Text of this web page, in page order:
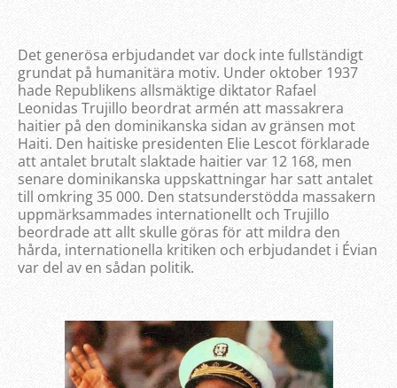
Det generösa erbjudandet var dock inte fullständigt
grundat på humanitära motiv. Under oktober 1937
hade Republikens allsmäktige diktator Rafael
Leonidas Trujillo beordrat armén att massakrera
haitier på den dominikanska sidan av gränsen mot
Haiti. Den haitiske presidenten Elie Lescot förklarade
att antalet brutalt slaktade haitier var 12 168, men
senare dominikanska uppskattningar har satt antalet
till omkring 35 000. Den statsunderstödda massakern
uppmärksammades internationellt och Trujillo
beordrade att allt skulle göras för att mildra den
hårda, internationella kritiken och erbjudandet i Évian
var del av en sådan politik.